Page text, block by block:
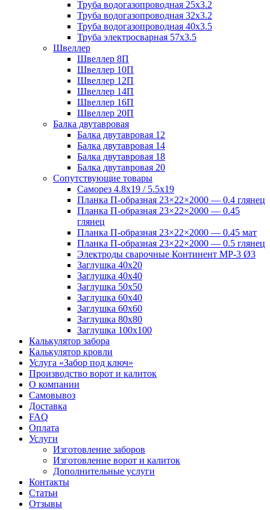
Труба водогазопроводная 25х3.2
Труба водогазопроводная 32х3.2
Труба водогазопроводная 40х3.5
Труба электросварная 57х3.5
Швеллер
Швеллер 8П
Швеллер 10П
Швеллер 12П
Швеллер 14П
Швеллер 16П
Швеллер 20П
Балка двутавровая
Балка двутавровая 12
Балка двутавровая 14
Балка двутавровая 18
Балка двутавровая 20
Сопутствующие товары
Саморез 4.8х19 / 5.5х19
Планка П-образная 23×22×2000 — 0.4 глянец
Планка П-образная 23×22×2000 — 0.45
глянец
Планка П-образная 23×22×2000 — 0.45 мат
Планка П-образная 23×22×2000 — 0.5 глянец
Электроды сварочные Континент МР-3 Ø3
Заглушка 40х20
Заглушка 40х40
Заглушка 50х50
Заглушка 60х40
Заглушка 60х60
Заглушка 80х80
Заглушка 100х100
Калькулятор забора
Калькулятор кровли
Услуга «Забор под ключ»
Производство ворот и калиток
О компании
Самовывоз
Доставка
FAQ
Оплата
Услуги
Изготовление заборов
Изготовление ворот и калиток
Дополнительные услуги
Контакты
Статьи
Отзывы